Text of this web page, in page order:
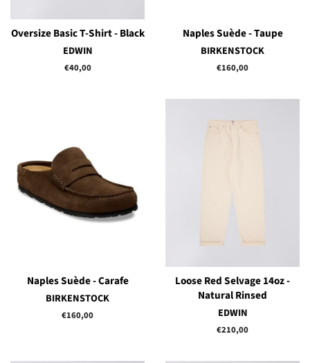
Oversize Basic T-Shirt - Black
EDWIN
Prix
€40,00
Naples Suède - Taupe
BIRKENSTOCK
Prix
€160,00
Naples Suède - Carafe
BIRKENSTOCK
Prix
€160,00
Loose Red Selvage 14oz -
Natural Rinsed
EDWIN
Prix
€210,00